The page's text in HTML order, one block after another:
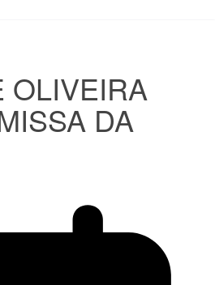
OLIVEIRA
DA